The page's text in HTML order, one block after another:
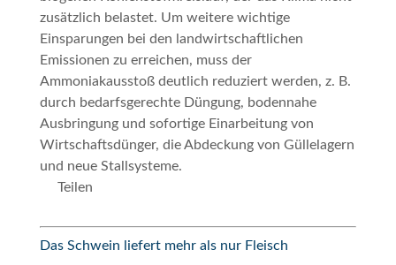
zusätzlich belastet. Um weitere wichtige
Einsparungen bei den landwirtschaftlichen
Emissionen zu erreichen, muss der
Ammoniakausstoß deutlich reduziert werden, z. B.
durch bedarfsgerechte Düngung, bodennahe
Ausbringung und sofortige Einarbeitung von
Wirtschaftsdünger, die Abdeckung von Güllelagern
und neue Stallsysteme.
Teilen
Das Schwein liefert mehr als nur Fleisch